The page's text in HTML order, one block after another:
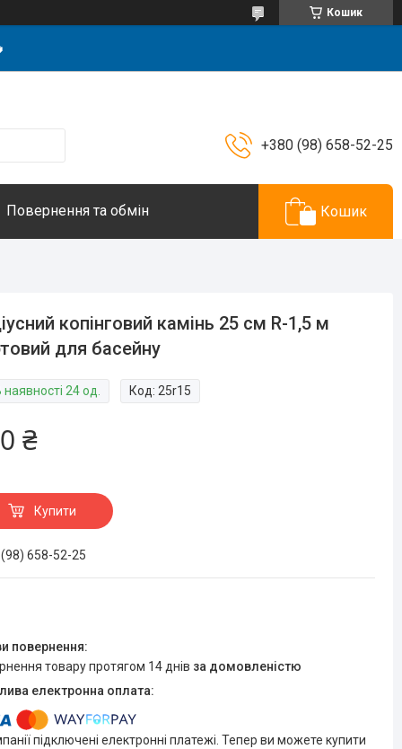
Кошик
+380 (98) 658-52-25
Повернення та обмін Кошик
копінговий камінь 25 см R-1,5 м
для басейну
наявності 24 од. Код: 25r15
₴
Купити
658-52-25
товару протягом 14 днів за домовленістю
підключені електронні платежі. Тепер ви можете купити